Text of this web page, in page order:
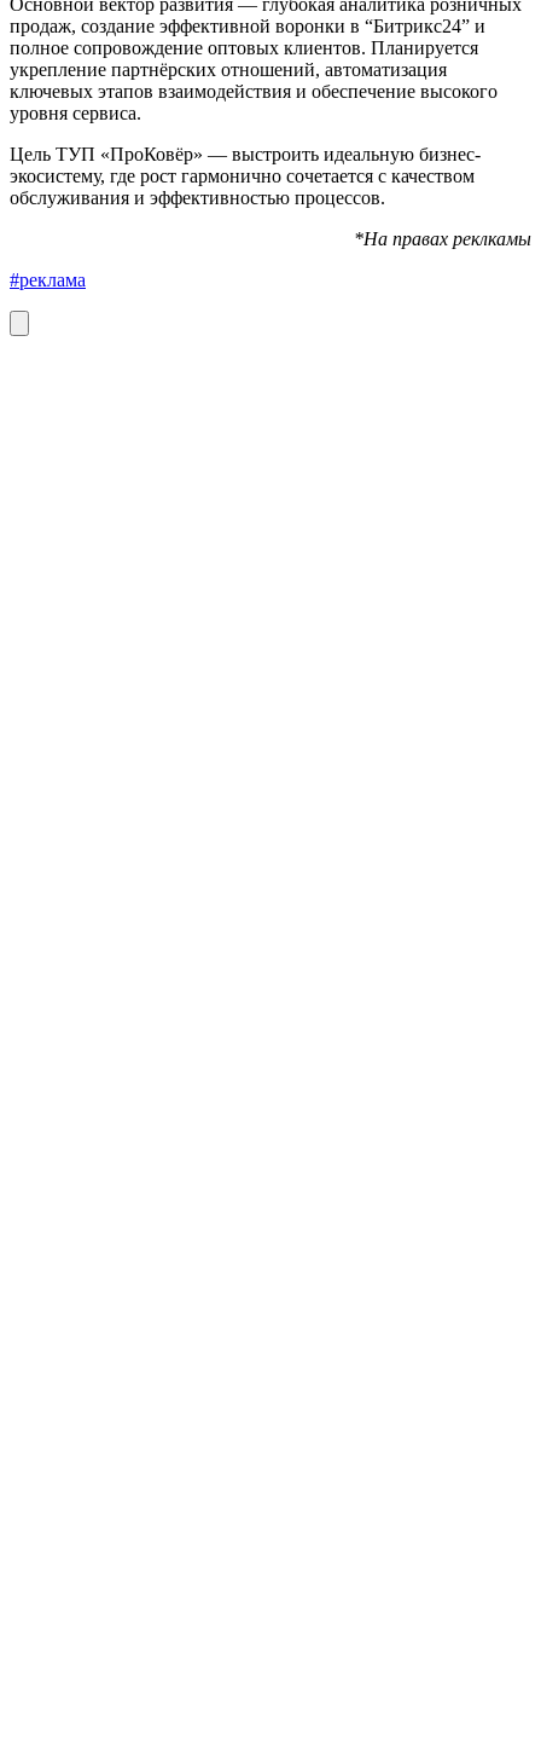
продаж, создание эффективной воронки в “Битрикс24” и
полное сопровождение оптовых клиентов. Планируется
укрепление партнёрских отношений, автоматизация
ключевых этапов взаимодействия и обеспечение высокого
уровня сервиса.
Цель ТУП «ПроКовёр» — выстроить идеальную бизнес-
экосистему, где рост гармонично сочетается с качеством
обслуживания и эффективностью процессов.
*На правах реклкамы
#реклама